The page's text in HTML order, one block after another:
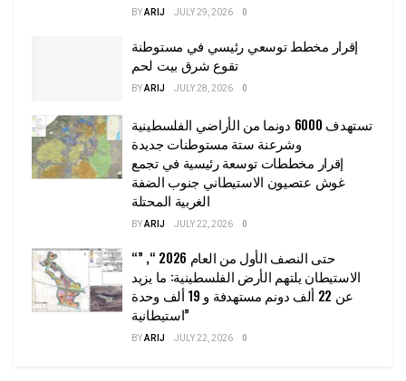
BYARIJ JULY 29, 2026 0
إقرار مخطط توسعي رئيسي في مستوطنة
تقوع شرق بيت لحم
BYARIJ JULY 28, 2026 0
تستهدف 6000 دونما من الأراضي الفلسطينية
وشرعنة ستة مستوطنات جديدة
إقرار مخططات توسعة رئيسية في تجمع
غوش عتصيون الاستيطاني جنوب الضفة
الغربية المحتلة
BYARIJ JULY 22, 2026 0
“حتى النصف الأول من العام 2026 “, ”
الاستيطان يلتهم الأرض الفلسطينية: ما يزيد
عن 22 ألف دونم مستهدفة و 19 ألف وحدة
استيطانية”
BYARIJ JULY 22, 2026 0